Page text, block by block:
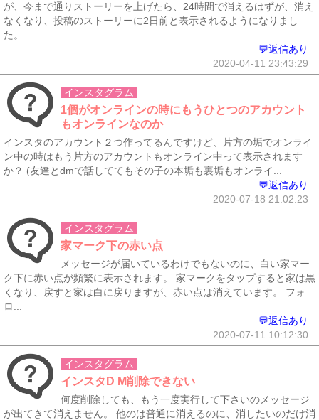
が、今まで通りストーリーを上げたら、24時間で消えるはずが、消え
なくなり、投稿のストーリーに2日前と表示されるようになりまし
た。 ...
💬返信あり
2020-04-11 23:43:29
インスタグラム
1個がオンラインの時にもうひとつのアカウント
もオンラインなのか
インスタのアカウント２つ作ってるんですけど、片方の垢でオンライ
ン中の時はもう片方のアカウントもオンライン中って表示されます
か？ (友達とdmで話しててもその子の本垢も裏垢もオンライ...
💬返信あり
2020-07-18 21:02:23
インスタグラム
家マーク下の赤い点
メッセージが届いているわけでもないのに、白い家マー
ク下に赤い点が頻繁に表示されます。 家マークをタップすると家は黒
くなり、戻すと家は白に戻りますが、赤い点は消えています。 フォ
ロ...
💬返信あり
2020-07-11 10:12:30
インスタグラム
インスタD M削除できない
何度削除しても、もう一度実行して下さいのメッセージ
が出てきて消えません。 他のは普通に消えるのに、消したいのだけ消